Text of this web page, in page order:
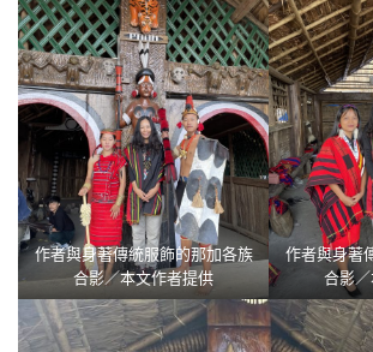
作者與身著傳統服飾的那加各族
合影／本文作者提供
作者與身著
合影